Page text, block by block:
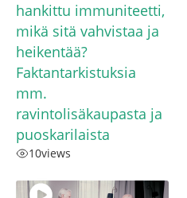
hankittu immuniteetti,
mikä sitä vahvistaa ja
heikentää?
Faktantarkistuksia
mm.
ravintolisäkaupasta ja
puoskarilaista
10views